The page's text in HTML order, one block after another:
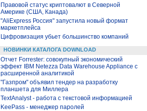
Правовой статус криптовалют в Северной
Америке (США, Канада)
"AliExpress Россия" запустила новый формат
маркетплейса
Цифровизация убьет большинство компаний
НОВИНКИ КАТАЛОГА DOWNLOAD
Отчет Forrester: совокупный экономический
эффект IBM Netezza Data Warehouse Appliance с
расширенной аналитикой
"Газпром" объявил тендер на разработку
планшета для Миллера
TextAnalyst - работа с текстовой информацией
KeePass - менеджер паролей